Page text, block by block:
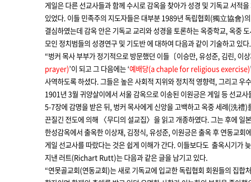
게일은 다른 선교사들과 함께 수시로 감옥을 찾아가 성경 및 기독교 서적
있었다. 이들 민족주의 지도자들은 대부분 1989년 독립협회(獨立協會)
결심하였는데 감옥 안은 기독교 교리와 성경을 토론하는 옥중학교, 옥중
모인 정치범들의 성경연구 및 기도반 에 대하여 다음과 같이 기술하고 있다.
“벙커 목사 부부가 정기적으로 방문했던 이들〔이승만, 유성준, 김린, 이
prayer)’이 되고 그 다음에는‘예배당(a chaple for religious exercise)
사역하도록 하셨다. 그들은 높은 사회적 지위와 정치적 영향력, 그리고
1901년 3월 귀양살이에서 서울 감옥으로 이송된 이원긍은 게일 등 선교
5-7장에 감명을 받은 뒤, 벙커 목사에게 신앙을 고백하고 옥중 세례(洗禮
끈질긴 전도에 의해 〈무디의 설교집〉을 읽고 개종하였다. 그는 후에
한성감옥에서 출옥한 이상재, 김정식, 유성준, 이원긍은 출옥 후 연동교
게일 선교사를 따랐다는 것은 쉽게 이해가 간다. 이들보다도 출옥시기가
지낸 러트(Richart Rutt)는 다음과 같은 글을 남기고 있다.
“연못골교회(연동교회)는 새로 기독교에 입교한 독립협회 회원들의 집